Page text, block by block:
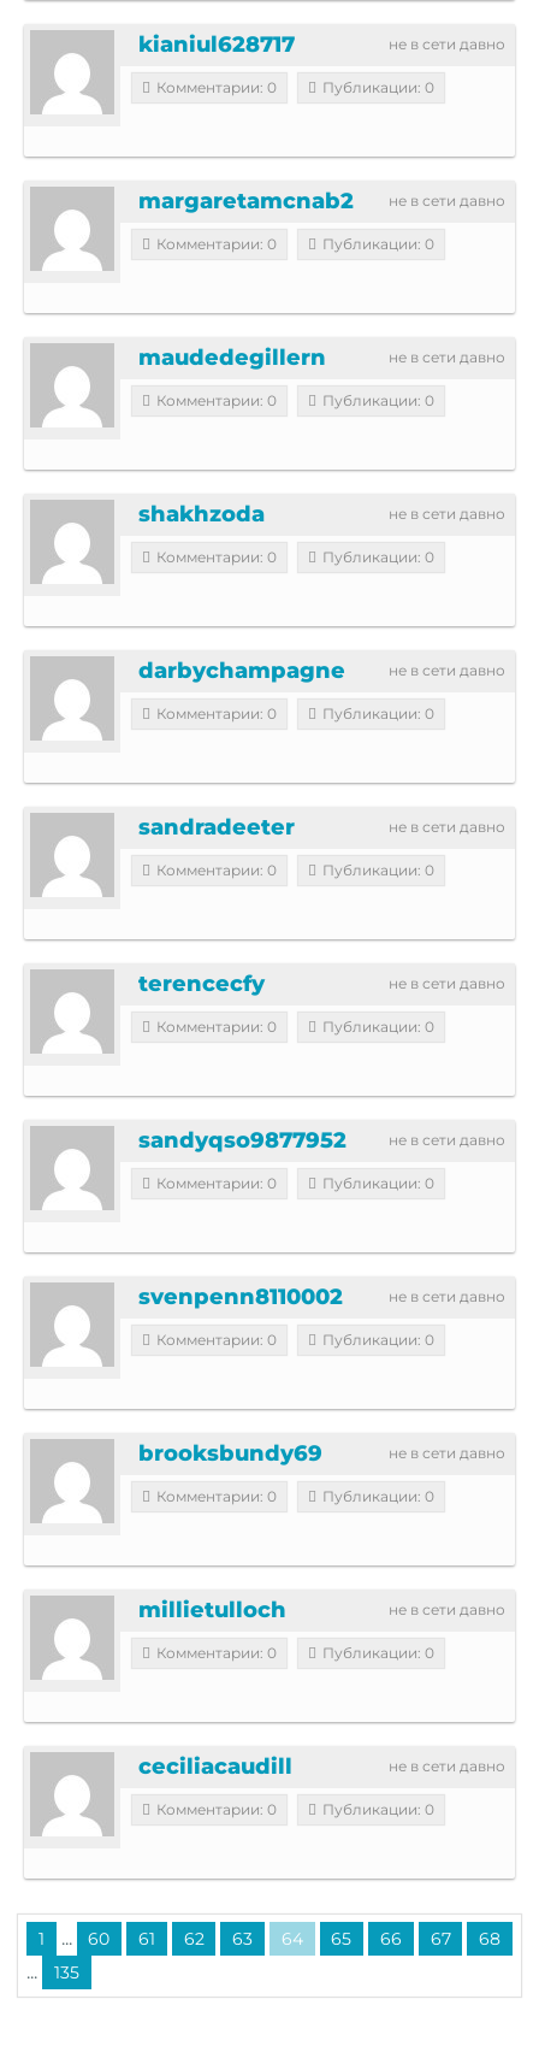
не в сети давно
kianiul628717
Комментарии: 0 Публикации: 0
не в сети давно
margaretamcnab2
Комментарии: 0 Публикации: 0
не в сети давно
maudedegillern
Комментарии: 0 Публикации: 0
не в сети давно
shakhzoda
Комментарии: 0 Публикации: 0
не в сети давно
darbychampagne
Комментарии: 0 Публикации: 0
не в сети давно
sandradeeter
Комментарии: 0 Публикации: 0
не в сети давно
terencecfy
Комментарии: 0 Публикации: 0
не в сети давно
sandyqso9877952
Комментарии: 0 Публикации: 0
не в сети давно
svenpenn8110002
Комментарии: 0 Публикации: 0
не в сети давно
brooksbundy69
Комментарии: 0 Публикации: 0
не в сети давно
millietulloch
Комментарии: 0 Публикации: 0
не в сети давно
ceciliacaudill
Комментарии: 0 Публикации: 0
1 ... 60 61 62 63 64 65 66 67 68
... 135